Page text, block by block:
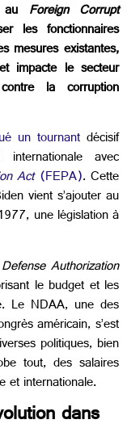
Foreign Corrupt
les fonctionnaires
mesures existantes,
impacte le secteur
la corruption
un tournant décisif
avec
Act(FEPA). Cette
vient s’ajouter au
une législation à
Authorization
le budget et les
Le NDAA, une des
américain, s’est
politiques, bien
tout, des salaires
et internationale.
dans